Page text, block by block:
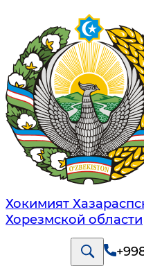
Хокимият
Хорезмской области